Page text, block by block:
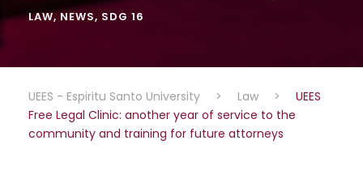
LAW, NEWS, SDG 16
UEES - Espiritu Santo University > Law >
UEES
Free Legal Clinic: another year of service to the
community and training for future attorneys